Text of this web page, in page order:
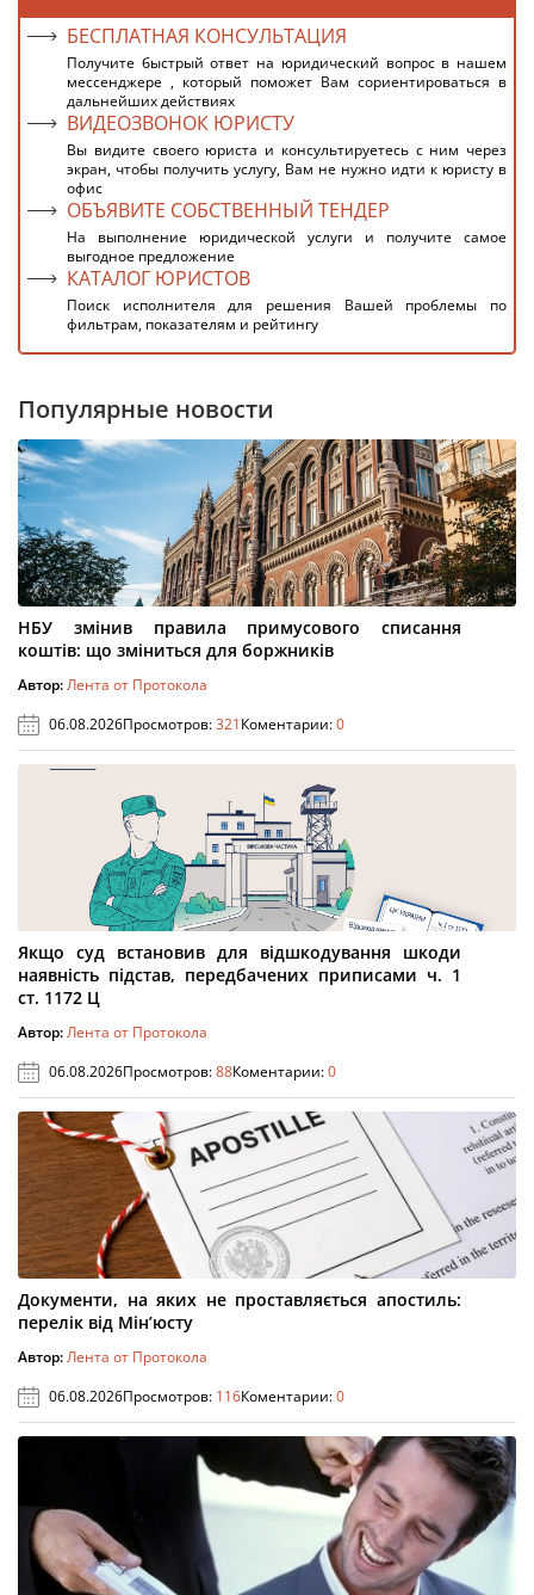
БЕСПЛАТНАЯ КОНСУЛЬТАЦИЯ
Получите быстрый ответ на юридический вопрос в нашем
мессенджере , который поможет Вам сориентироваться в
дальнейших действиях
ВИДЕОЗВОНОК ЮРИСТУ
Вы видите своего юриста и консультируетесь с ним через
экран, чтобы получить услугу, Вам не нужно идти к юристу в
офис
ОБЪЯВИТЕ СОБСТВЕННЫЙ ТЕНДЕР
На выполнение юридической услуги и получите самое
выгодное предложение
КАТАЛОГ ЮРИСТОВ
Поиск исполнителя для решения Вашей проблемы по
фильтрам, показателям и рейтингу
Популярные новости
НБУ змінив правила примусового списання
коштів: що зміниться для боржників
Автор:Лента от Протокола
06.08.2026Просмотров:321Коментарии:0
Якщо суд встановив для відшкодування шкоди
наявність підстав, передбачених приписами ч. 1
ст. 1172 Ц
Автор:Лента от Протокола
06.08.2026Просмотров:88Коментарии:0
Документи, на яких не проставляється апостиль:
перелік від Мін’юсту
Автор:Лента от Протокола
06.08.2026Просмотров: 116Коментарии:0